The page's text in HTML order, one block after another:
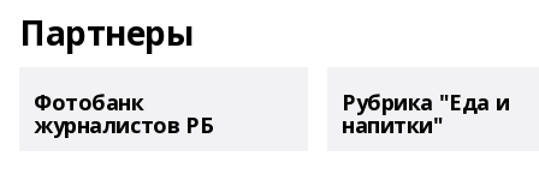
Партнеры
Фотобанк
журналистов РБ
Рубрика "Еда и
напитки"